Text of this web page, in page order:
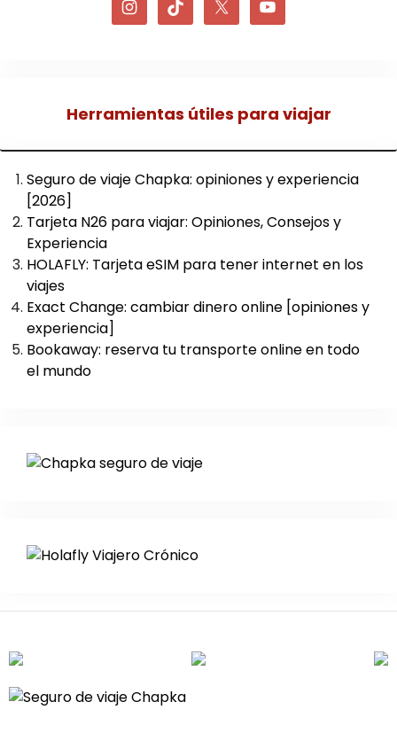
Herramientas útiles para viajar
Seguro de viaje Chapka: opiniones y experiencia
[2026]
Tarjeta N26 para viajar: Opiniones, Consejos y
Experiencia
HOLAFLY: Tarjeta eSIM para tener internet en los
viajes
Exact Change: cambiar dinero online [opiniones y
experiencia]
Bookaway: reserva tu transporte online en todo
el mundo